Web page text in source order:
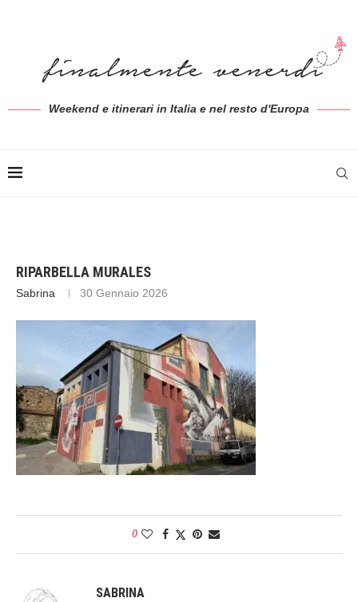
Weekend e itinerari in Italia e nel resto d'Europa
RIPARBELLA MURALES
Sabrina 30 Gennaio 2026
0
SABRINA